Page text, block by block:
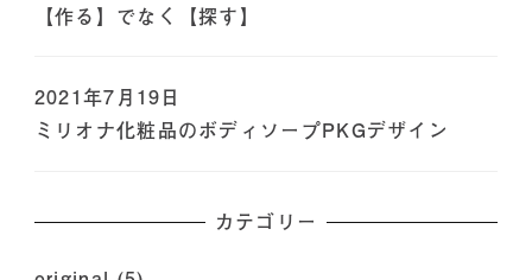
【作る】でなく【探す】
ミリオナ化粧品のボディソープPKGデザイン
2021年7月19日
カテゴリー